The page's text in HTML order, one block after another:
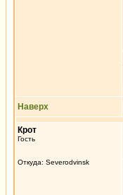
Наверх
Крот
Гость
Откуда: Severodvinsk